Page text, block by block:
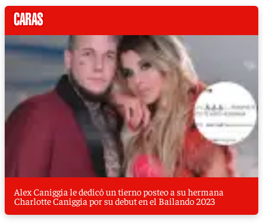
Alex Caniggia le dedicó un tierno posteo a su hermana
Charlotte Caniggia por su debut en el Bailando 2023